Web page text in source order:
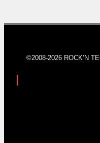
©2008-2026 ROCK’N